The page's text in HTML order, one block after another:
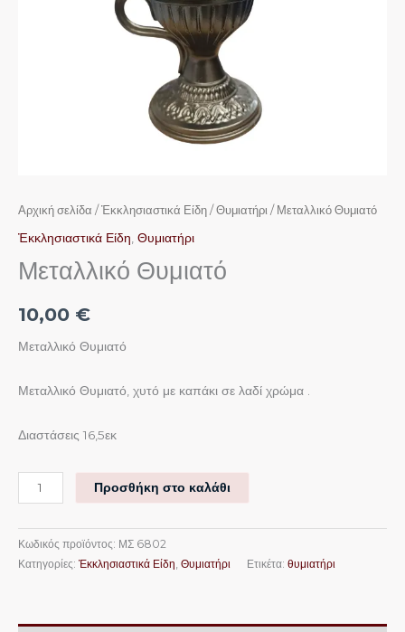
Αρχική σελίδα / Ἐκκλησιαστικά Είδη / Θυμιατήρι / Μεταλλικό Θυμιατό
Ἐκκλησιαστικά Είδη Θυμιατήρι
Μεταλλικό Θυμιατό
10,00 €
Μεταλλικό Θυμιατό
Μεταλλικό Θυμιατό, χυτό με καπάκι σε λαδί χρώμα .
Διαστάσεις 16,5εκ
Προσθήκη στο καλάθι
Κωδικός προϊόντος: ΜΣ 6802
Κατηγορίες: Ἐκκλησιαστικά Είδη, Θυμιατήρι Ετικέτα: θυμιατήρι